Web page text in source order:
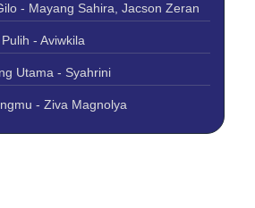
- Mayang Sahira, Jacson Zeran
- Aviwkila
Utama - Syahrini
- Ziva Magnolya